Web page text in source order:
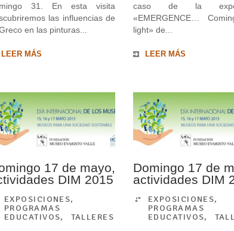
31. En esta visita
las influencias de
en las pinturas...
LEER MÁS
caso de la
«EMERGENCE…
light» de...
LEER MÁS
17 de mayo,
DIM 2015
EXPOSICIONES,
PROGRAMAS
EDUCATIVOS, TALLERES
Domingo 17 de
actividades DIM
EXPOSICIONES,
PROGRAMAS
EDUCATIVOS,